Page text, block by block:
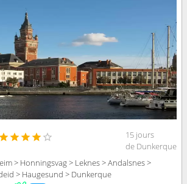
15 jours
de Dunkerque
> Honningsvag > Leknes > Andalsnes >
> Haugesund > Dunkerque